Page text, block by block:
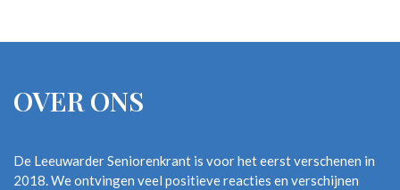
OVER ONS
De Leeuwarder Seniorenkrant is voor het eerst verschenen in
2018. We ontvingen veel positieve reacties en verschijnen